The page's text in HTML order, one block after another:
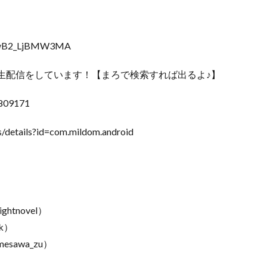
信をしています！【まろで検索すれば出るよ♪】
details?id=com.mildom.android
）
）